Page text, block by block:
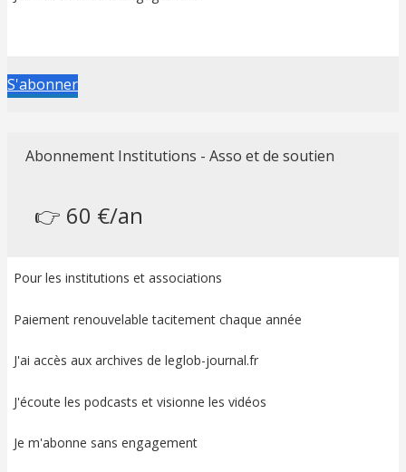
S'abonner
Abonnement Institutions - Asso et de soutien
👉 60 €/an
Pour les institutions et associations
Paiement renouvelable tacitement chaque année
J'ai accès aux archives de leglob-journal.fr
J'écoute les podcasts et visionne les vidéos
Je m'abonne sans engagement